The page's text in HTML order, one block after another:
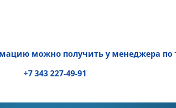
можно получить у менеджера по
+7 343 227-49-91